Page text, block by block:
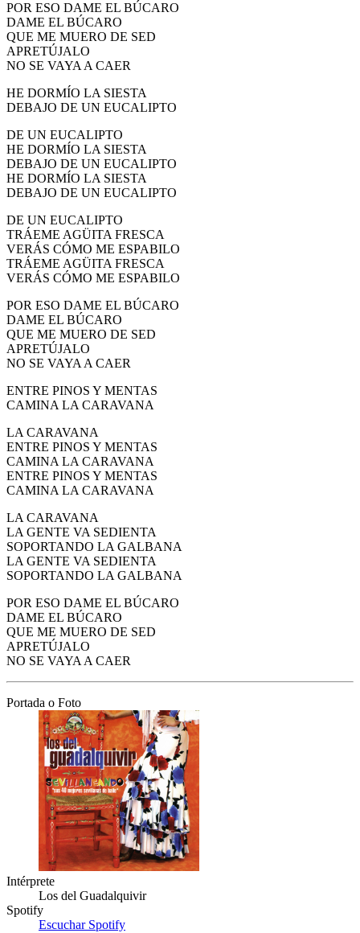
POR ESO DAME EL BÚCARO
DAME EL BÚCARO
QUE ME MUERO DE SED
APRETÚJALO
NO SE VAYA A CAER
HE DORMÍO LA SIESTA
DEBAJO DE UN EUCALIPTO
DE UN EUCALIPTO
HE DORMÍO LA SIESTA
DEBAJO DE UN EUCALIPTO
HE DORMÍO LA SIESTA
DEBAJO DE UN EUCALIPTO
DE UN EUCALIPTO
TRÁEME AGÜITA FRESCA
VERÁS CÓMO ME ESPABILO
TRÁEME AGÜITA FRESCA
VERÁS CÓMO ME ESPABILO
POR ESO DAME EL BÚCARO
DAME EL BÚCARO
QUE ME MUERO DE SED
APRETÚJALO
NO SE VAYA A CAER
ENTRE PINOS Y MENTAS
CAMINA LA CARAVANA
LA CARAVANA
ENTRE PINOS Y MENTAS
CAMINA LA CARAVANA
ENTRE PINOS Y MENTAS
CAMINA LA CARAVANA
LA CARAVANA
LA GENTE VA SEDIENTA
SOPORTANDO LA GALBANA
LA GENTE VA SEDIENTA
SOPORTANDO LA GALBANA
POR ESO DAME EL BÚCARO
DAME EL BÚCARO
QUE ME MUERO DE SED
APRETÚJALO
NO SE VAYA A CAER
Portada o Foto
Intérprete
Los del Guadalquivir
Spotify
Escuchar Spotify